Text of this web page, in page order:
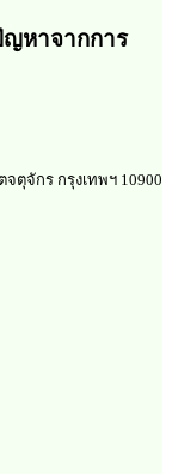
หาจากการ
ตุจักร กรุงเทพฯ 10900